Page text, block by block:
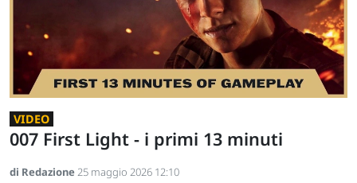
VIDEO
007 First Light - i primi 13 minuti
di Redazione25 maggio 2026 12:10